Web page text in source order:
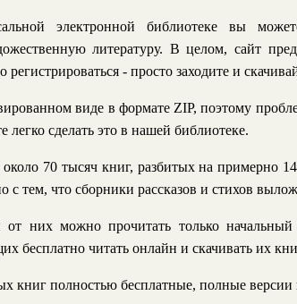
электронной библиотеке вы
литературу. В целом, сайт
- просто заходите и
виде в формате ZIP, поэтому
сделать это в нашей библиотеке.
70 тысяч книг, разбитых на примерно
с тем, что сборники рассказов и стихов
них можно прочитать только
бесплатно читать онлайн и скачивать их
книг полностью бесплатные, полные версии